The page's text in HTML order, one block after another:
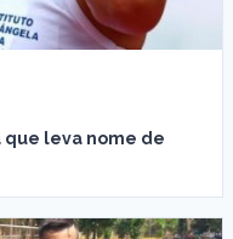
que leva nome de